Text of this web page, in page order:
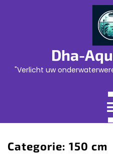
Dha-
"Verlicht uw
Categorie: 150 cm